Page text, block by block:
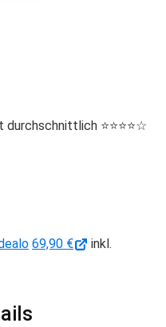
⭐️⭐️⭐️⭐️☆
69,90 €
inkl.